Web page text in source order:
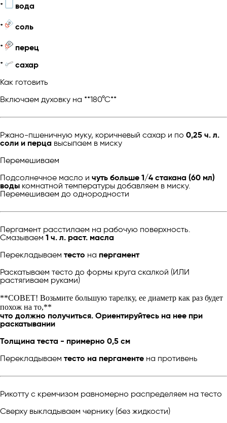
* вода
* соль
*
перец
*
сахар
Как готовить
Включаем духовку на **180°С**
Ржано-пшеничную муку, коричневый сахар и по 0,25 ч. л.
соли и перца высыпаем в миску
Перемешиваем
Подсолнечное масло и чуть больше 1/4 стакана (60 мл)
воды комнатной температуры добавляем в миску.
Перемешиваем до однородности
Пергамент расстилаем на рабочую поверхность.
Смазываем 1 ч. л. раст. масла
Перекладываем тесто на пергамент
Раскатываем тесто до формы круга скалкой (ИЛИ
растягиваем руками)
**СОВЕТ! Возьмите большую тарелку, ее диаметр как раз будет
похож на то,**
что должно получиться. Ориентируйтесь на нее при
раскатывании
Толщина теста - примерно 0,5 см
Перекладываем тесто на пергаменте на противень
Рикотту с кремчизом равномерно распределяем на тесто
Сверху выкладываем чернику (без жидкости)